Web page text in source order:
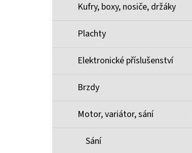
Kufry, boxy, nosiče, držáky
Plachty
Elektronické příslušenství
Brzdy
Motor, variátor, sání
Sání